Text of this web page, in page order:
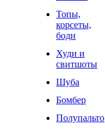
Топы,
корсеты,
боди
Худи и
свитшоты
Шуба
Бомбер
Полупальто